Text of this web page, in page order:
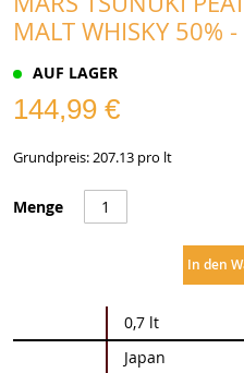
MALT WHISKY 50%
AUF LAGER
144,99 €
Grundpreis: 207.13 pro lt
Menge
In den
Informationen
0,7 lt
Japan